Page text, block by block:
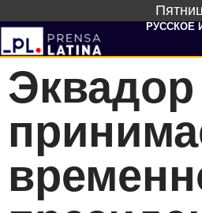
РУССКОЕ
Эквадор